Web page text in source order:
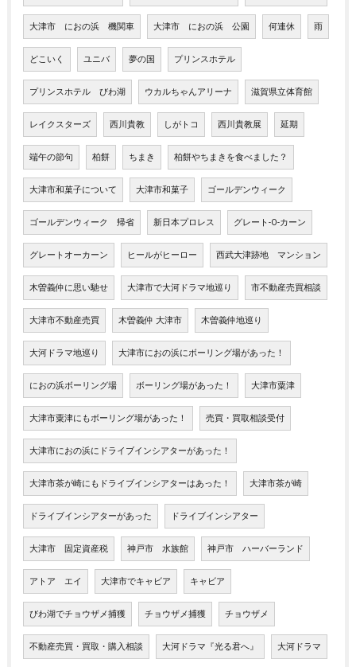
大津市 におの浜 機関車 大津市 におの浜 公園 何連休 雨
どこいく ユニバ 夢の国 プリンスホテル
プリンスホテル びわ湖 ウカルちゃんアリーナ 滋賀県立体育館
レイクスターズ 西川貴教 しがトコ 西川貴教展 延期
端午の節句 柏餅 ちまき 柏餅やちまきを食べました？
大津市和菓子について 大津市和菓子 ゴールデンウィーク
ゴールデンウィーク 帰省 新日本プロレス グレート-O-カーン
グレートオーカーン ヒールがヒーロー 西武大津跡地 マンション
木曽義仲に思い馳せ 大津市で大河ドラマ地巡り 市不動産売買相談
大津市不動産売買 木曽義仲 大津市 木曽義仲地巡り
大河ドラマ地巡り 大津市におの浜にボーリング場があった！
におの浜ボーリング場 ボーリング場があった！ 大津市粟津
大津市粟津にもボーリング場があった！ 売買・買取相談受付
大津市におの浜にドライブインシアターがあった！
大津市茶が崎にもドライブインシアターはあった！ 大津市茶が崎
ドライブインシアターがあった ドライブインシアター
大津市 固定資産税 神戸市 水族館 神戸市 ハーバーランド
アトア エイ 大津市でキャビア キャビア
びわ湖でチョウザメ捕獲 チョウザメ捕獲 チョウザメ
不動産売買・買取・購入相談 大河ドラマ『光る君へ』 大河ドラマ